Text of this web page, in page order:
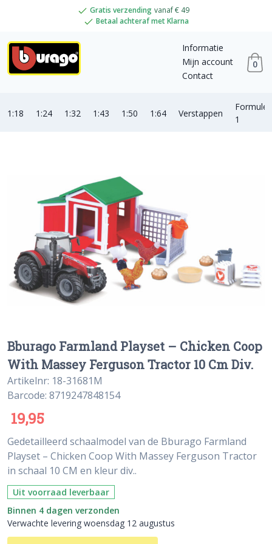
Gratis verzending vanaf € 49
Betaal achteraf met Klarna
Informatie
Mijn account
Contact
0
1:18 1:24 1:32 1:43 1:50 1:64 Verstappen
Formule
1
Bburago Farmland Playset – Chicken Coop
With Massey Ferguson Tractor 10 Cm Div.
Artikelnr: 18-31681M
Barcode: 8719247848154
19,95
Gedetailleerd schaalmodel van de Bburago Farmland
Playset – Chicken Coop With Massey Ferguson Tractor
in schaal 10 CM en kleur div..
Uit voorraad leverbaar
Binnen 4 dagen verzonden
Verwachte levering woensdag 12 augustus